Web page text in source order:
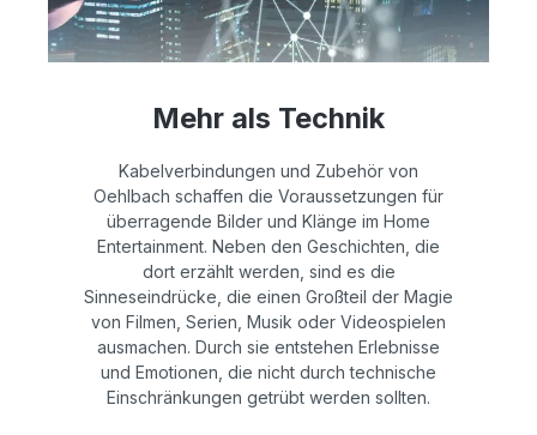
Mehr als Technik
Kabelverbindungen und Zubehör von
Oehlbach schaffen die Voraussetzungen für
überragende Bilder und Klänge im Home
Entertainment. Neben den Geschichten, die
dort erzählt werden, sind es die
Sinneseindrücke, die einen Großteil der Magie
von Filmen, Serien, Musik oder Videospielen
ausmachen. Durch sie entstehen Erlebnisse
und Emotionen, die nicht durch technische
Einschränkungen getrübt werden sollten.